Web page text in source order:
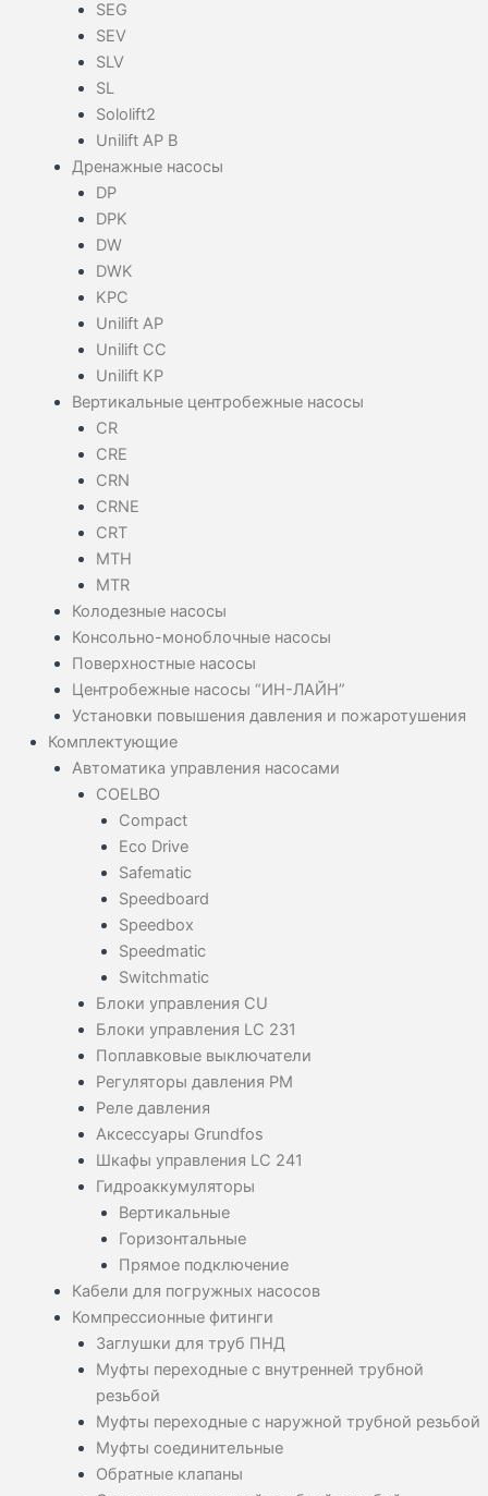
SEG
SEV
SLV
SL
Sololift2
Unilift AP B
Дренажные насосы
DP
DPK
DW
DWK
KPC
Unilift AP
Unilift CC
Unilift KP
Вертикальные центробежные насосы
CR
CRE
CRN
CRNE
CRT
MTH
MTR
Колодезные насосы
Консольно-моноблочные насосы
Поверхностные насосы
Центробежные насосы “ИН-ЛАЙН”
Установки повышения давления и пожаротушения
Комплектующие
Автоматика управления насосами
COELBO
Compact
Eco Drive
Safematic
Speedboard
Speedbox
Speedmatic
Switchmatic
Блоки управления CU
Блоки управления LC 231
Поплавковые выключатели
Регуляторы давления PM
Реле давления
Аксессуары Grundfos
Шкафы управления LC 241
Гидроаккумуляторы
Вертикальные
Горизонтальные
Прямое подключение
Кабели для погружных насосов
Компрессионные фитинги
Заглушки для труб ПНД
Муфты переходные с внутренней трубной
резьбой
Муфты переходные с наружной трубной резьбой
Муфты соединительные
Обратные клапаны